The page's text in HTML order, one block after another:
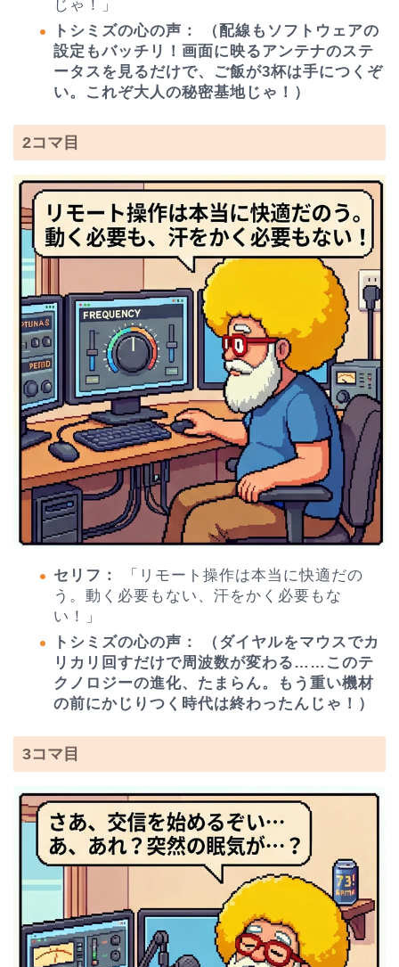
じゃ！」
トシミズの心の声：
（配線もソフトウェアの
設定もバッチリ！画面に映るアンテナのステ
ータスを見るだけで、ご飯が3杯は手につくぞ
い。これぞ大人の秘密基地じゃ！）
2コマ目
セリフ：
「リモート操作は本当に快適だの
う。動く必要もない、汗をかく必要もな
い！」
トシミズの心の声：
（ダイヤルをマウスでカ
リカリ回すだけで周波数が変わる……このテ
クノロジーの進化、たまらん。もう重い機材
の前にかじりつく時代は終わったんじゃ！）
3コマ目